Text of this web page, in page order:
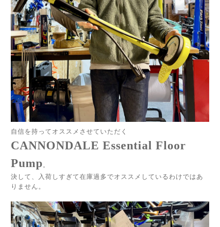
自信を持ってオススメさせていただく
CANNONDALE Essential Floor
Pump 。
決して、入荷しすぎて在庫過多でオススメしているわけではあ
りません。